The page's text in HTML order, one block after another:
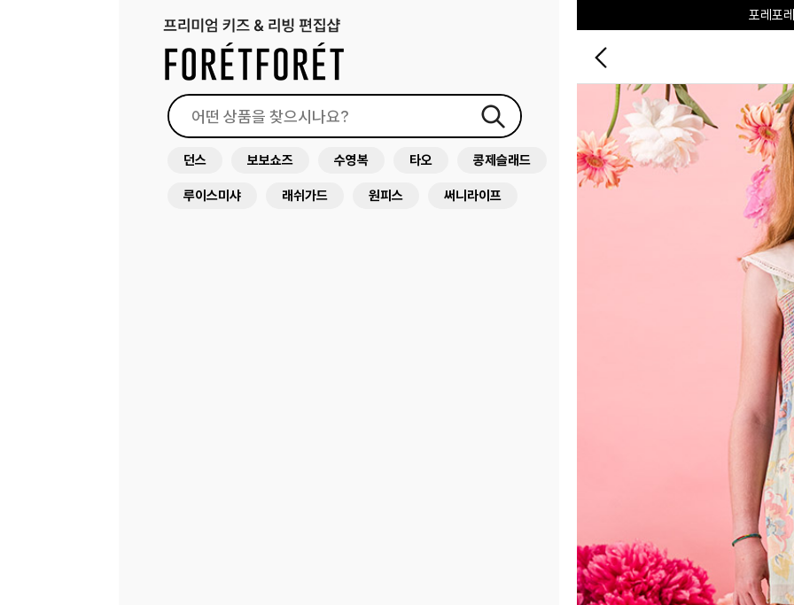
포레포
던스 보보쇼즈 수영복 타오 콩제슬래드
루이스미샤 래쉬가드 원피스 써니라이프